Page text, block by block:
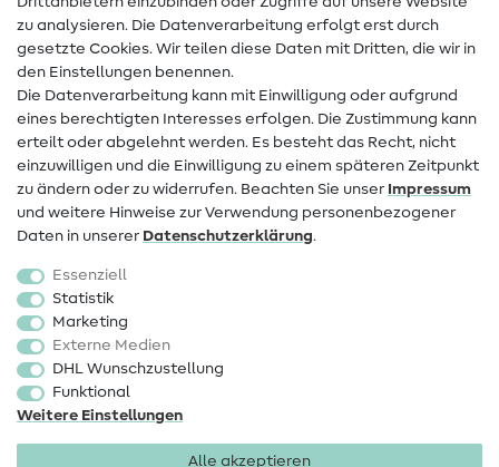
Kontakt
Infos zum Betreiberwechsel
Widerrufsrecht
Beliebt
Stoffe
Sale
Schnittmuster
zu analysieren. Die Datenverarbeitung erfolgt erst durch
gesetzte Cookies. Wir teilen diese Daten mit Dritten, die wir in
den Einstellungen benennen.
Die Datenverarbeitung kann mit Einwilligung oder aufgrund
eines berechtigten Interesses erfolgen. Die Zustimmung kann
erteilt oder abgelehnt werden. Es besteht das Recht, nicht
einzuwilligen und die Einwilligung zu einem späteren Zeitpunkt
zu ändern oder zu widerrufen. Beachten Sie unser Impressum
und weitere Hinweise zur Verwendung personenbezogener
Daten in unserer Daten­schutz­erklärung.
Essenziell
Statistik
Marketing
Externe Medien
DHL Wunschzustellung
Funktional
Weitere Einstellungen
Alle akzeptieren